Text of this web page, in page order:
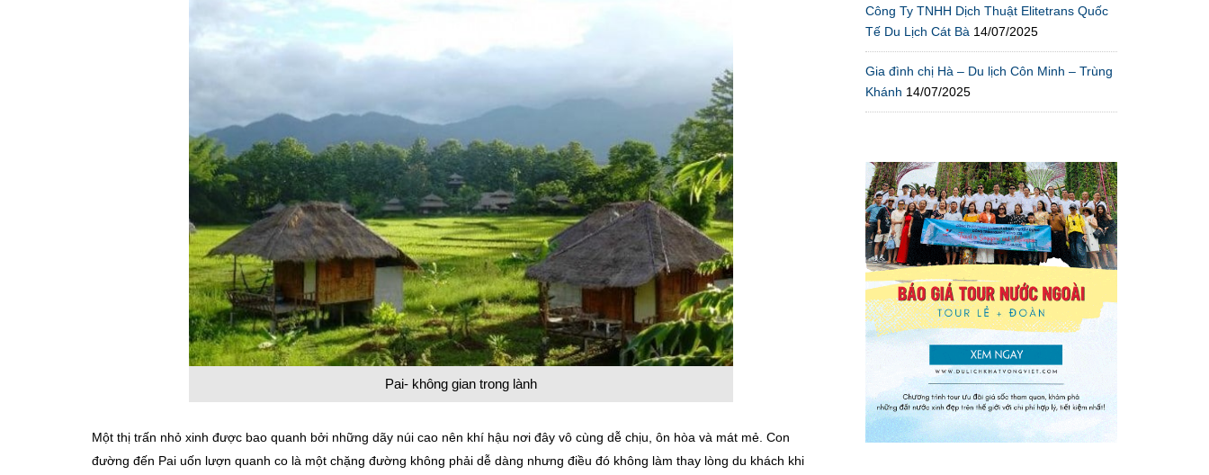
Pai- không gian trong lành
Một thị trấn nhỏ xinh được bao quanh bởi những dãy núi cao nên khí hậu nơi đây vô cùng dễ chịu, ôn hòa và mát mẻ. Con
đường đến Pai uốn lượn quanh co là một chặng đường không phải dễ dàng nhưng điều đó không làm thay lòng du khách khi
Công Ty TNHH Dịch Thuật Elitetrans Quốc
Tế Du Lịch Cát Bà 14/07/2025
Gia đình chị Hà – Du lịch Côn Minh – Trùng
Khánh 14/07/2025